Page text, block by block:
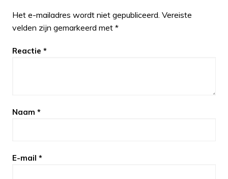
Het e-mailadres wordt niet gepubliceerd. Vereiste
velden zijn gemarkeerd met *
Reactie *
Naam *
E-mail *